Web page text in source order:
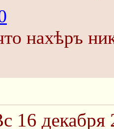
нахѣръ
16